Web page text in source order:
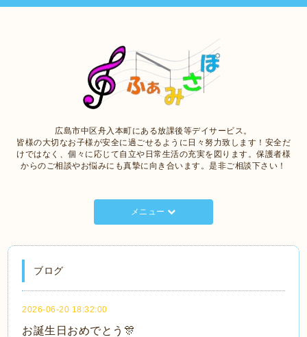
広島市中区舟入本町にある放課後等デイサービス。
皆様の大切なお子様が安全に過ごせるように日々努力致します！安全だ
けではなく、個々に応じて自立や日常生活の充実を図ります。保護者様
からのご相談やお悩みにも真摯に向き合います。是非ご相談下さい！
メニュー
ブログ
2026-06-20 18:32:00
お誕生日おめでとう🎊